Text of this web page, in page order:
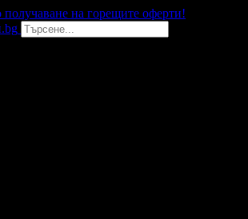
на горещите оферти!